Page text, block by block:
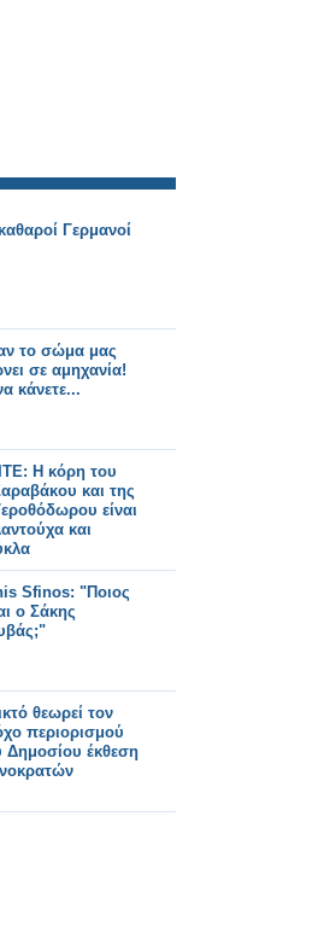
Γερμανοί
το σώμα μας
σε αμηχανία!
κάνετε...
H κόρη του
και της
είναι
και
Sfinos: "Ποιος
ο Σάκης
θεωρεί τον
περιορισμού
Δημοσίου έκθεση